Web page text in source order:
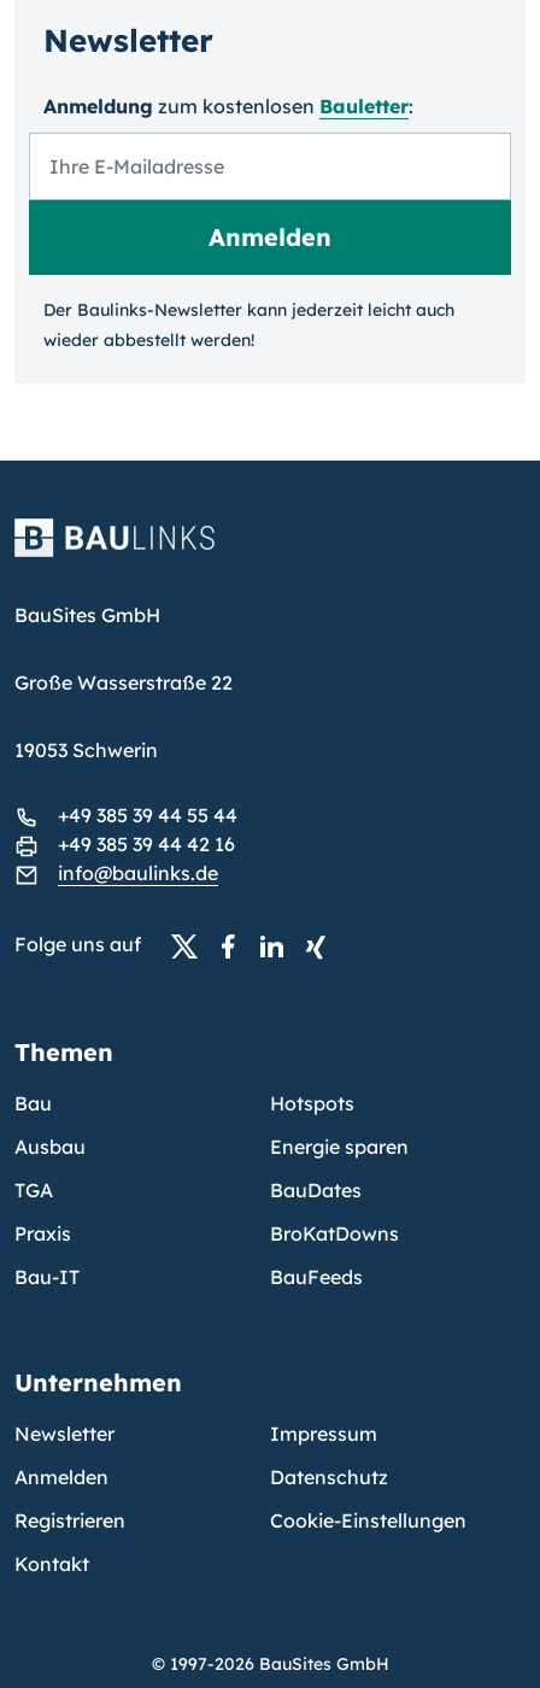
Newsletter
Anmeldung zum kosten­losen Bauletter:
Der Baulinks-Newsletter kann jeder­zeit leicht auch
wieder ab­bestellt werden!
BauSites GmbH
Große Wasserstraße 22
19053 Schwerin
+49 385 39 44 55 44
+49 385 39 44 42 16
info@baulinks.de
Folge uns auf
Themen
Bau
Ausbau
TGA
Praxis
Bau-IT
Hotspots
Energie sparen
BauDates
BroKatDowns
BauFeeds
Unternehmen
Newsletter
Anmelden
Registrieren
Kontakt
Impressum
Datenschutz
Cookie-Einstellungen
© 1997-2026 BauSites GmbH